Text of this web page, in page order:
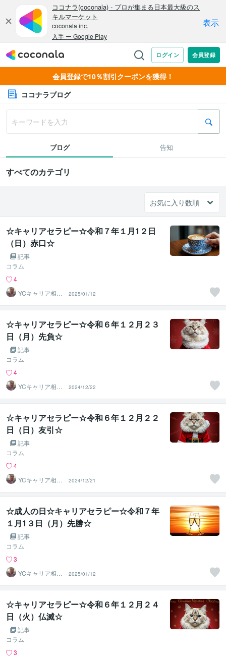
会員登録で10％割引クーポンを獲得！
ココナラブログ
ブログ 告知
すべてのカテゴリ
☆キャリアセラピー☆令和７年１月1２日
（日）赤口☆
記事
コラム
4
YCキャリア相談
2025/01/12
☆キャリアセラピー☆令和６年１２月２３
日（月）先負☆
記事
コラム
4
YCキャリア相談
2024/12/22
☆キャリアセラピー☆令和６年１２月２２
日（日）友引☆
記事
コラム
4
YCキャリア相談
2024/12/21
☆成人の日☆キャリアセラピー☆令和７年
１月1３日（月）先勝☆
記事
コラム
3
YCキャリア相談
2025/01/12
☆キャリアセラピー☆令和６年１２月２４
日（火）仏滅☆
記事
コラム
3